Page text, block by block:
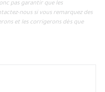
pas garantir que les
nous si vous remarquez des
et les corrigerons dès que